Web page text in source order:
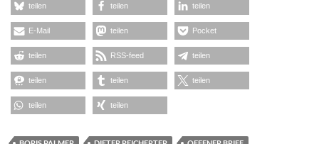
teilen teilen teilen
E-Mail teilen Pocket
teilen RSS-feed teilen
teilen teilen teilen
teilen teilen